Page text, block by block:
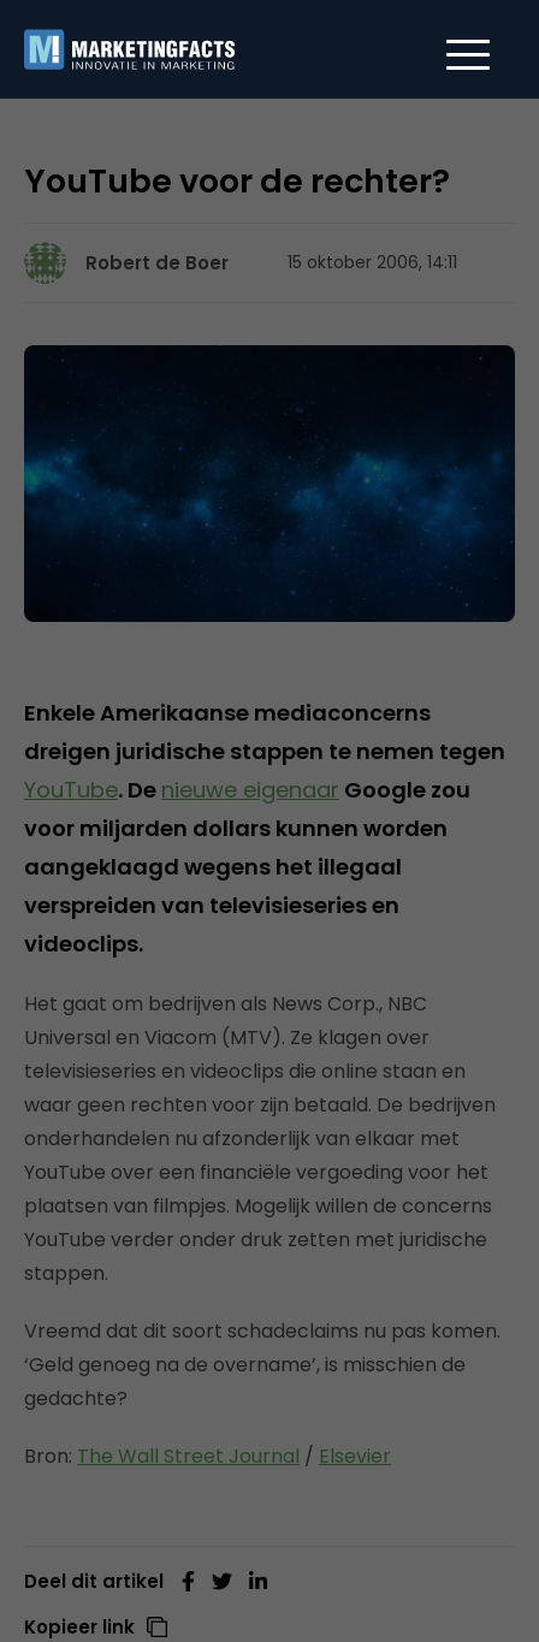
YouTube voor de rechter?
Robert de Boer 15 oktober 2006, 14:11
Enkele Amerikaanse mediaconcerns
dreigen juridische stappen te nemen tegen
YouTube. De nieuwe eigenaar Google zou
voor miljarden dollars kunnen worden
aangeklaagd wegens het illegaal
verspreiden van televisieseries en
videoclips.
Het gaat om bedrijven als News Corp., NBC
Universal en Viacom (MTV). Ze klagen over
televisieseries en videoclips die online staan en
waar geen rechten voor zijn betaald. De bedrijven
onderhandelen nu afzonderlijk van elkaar met
YouTube over een financiële vergoeding voor het
plaatsen van filmpjes. Mogelijk willen de concerns
YouTube verder onder druk zetten met juridische
stappen.
Vreemd dat dit soort schadeclaims nu pas komen.
‘Geld genoeg na de overname’, is misschien de
gedachte?
Bron: The Wall Street Journal / Elsevier
Deel dit artikel
Kopieer link